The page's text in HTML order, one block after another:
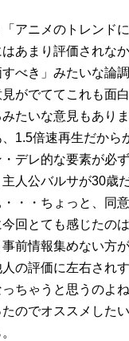
アニメのトレンド
あまり評価されな
べき」みたいな論
がでててこれも面
たいな意見もあり
1.5倍速再生だから
デレ的な要素が必
人公バルサが30歳
・・ちょっと、同意
回とても感じたの
前情報集めない方
の評価に左右され
ちゃうと思うのよね
のでオススメしたい